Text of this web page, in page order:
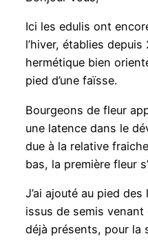
Ici les edulis ont
l’hiver, établies
hermétique bien
pied d’une faïsse.
Bourgeons de fleur
une latence dans le
due à la relative
bas, la première fleur
J’ai ajouté au pied
issus de semis venant
déjà présents, pour la